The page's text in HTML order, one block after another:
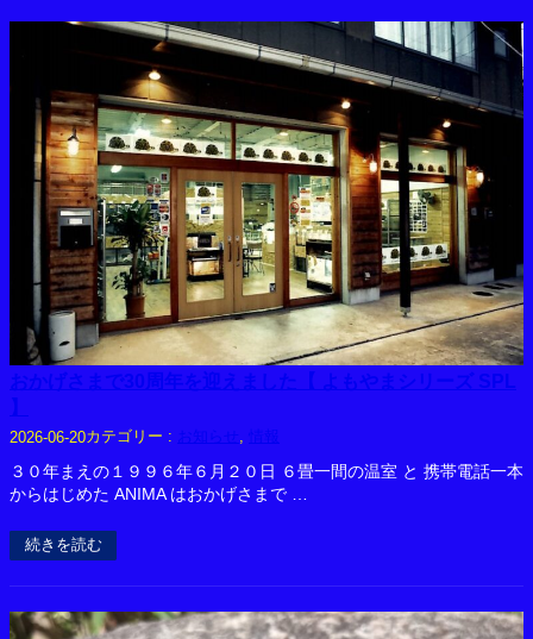
おかげさまで30周年を迎えました【 よもやまシリーズ SPL
】
2026-06-20カテゴリー : お知らせ, 情報
３０年まえの１９９６年６月２０日 ６畳一間の温室 と 携帯電話一本
からはじめた ANIMA はおかげさまで …
続きを読む